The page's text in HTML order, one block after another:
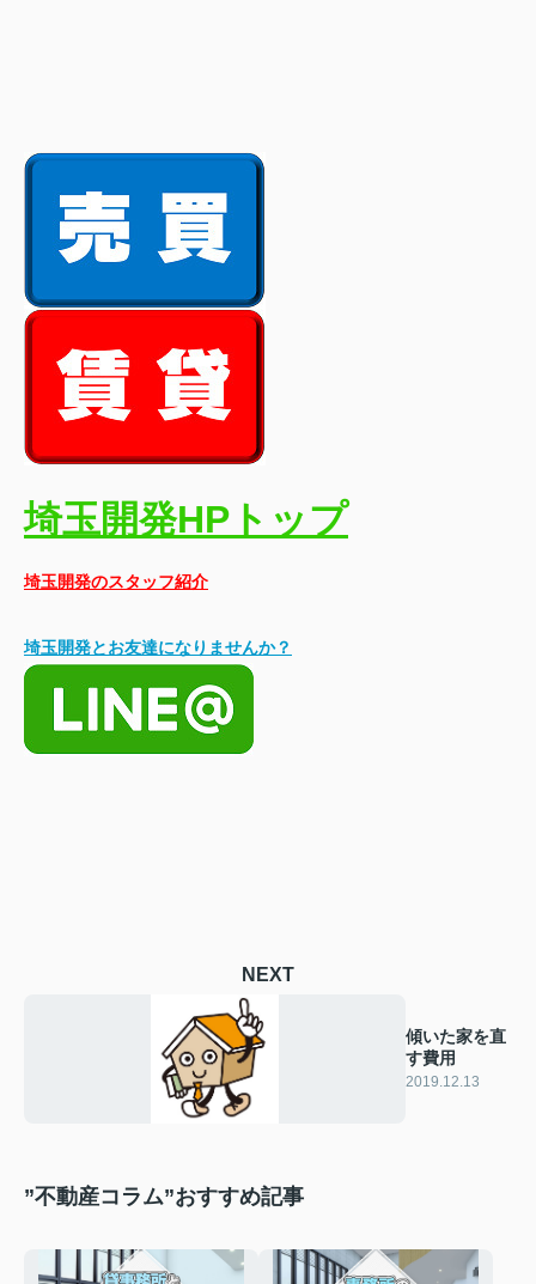
埼玉開発HPトップ
埼玉開発のスタッフ紹介
埼玉開発とお友達になりませんか？
NEXT
傾いた家を直
す費用
2019.12.13
”不動産コラム”おすすめ記事